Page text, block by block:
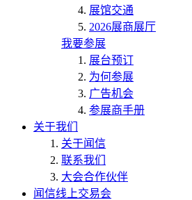
展馆交通
2026展商展厅
我要参展
展台预订
为何参展
广告机会
参展商手册
关于我们
关于闻信
联系我们
大会合作伙伴
闻信线上交易会